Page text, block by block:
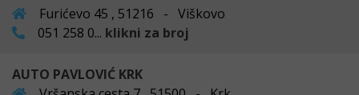
Furićevo 45 , 51216 - Viškovo
051 258 0... klikni za broj
AUTO PAVLOVIĆ KRK